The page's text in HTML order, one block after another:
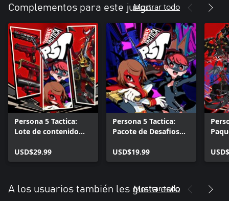
Complementos para este juegoMostrar todo
Persona 5 Tactica:
Lote de contenido
uno
USD$29.99
Persona 5 Tactica:
Pacote de Desafios
USD$19.99
+
A los usuarios también les gusta esto
Mostrar todo